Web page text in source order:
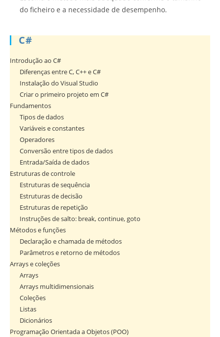
do ficheiro e a necessidade de desempenho.
C#
Introdução ao C#
Diferenças entre C, C++ e C#
Instalação do Visual Studio
Criar o primeiro projeto em C#
Fundamentos
Tipos de dados
Variáveis e constantes
Operadores
Conversão entre tipos de dados
Entrada/Saída de dados
Estruturas de controle
Estruturas de sequência
Estruturas de decisão
Estruturas de repetição
Instruções de salto: break, continue, goto
Métodos e funções
Declaração e chamada de métodos
Parâmetros e retorno de métodos
Arrays e coleções
Arrays
Arrays multidimensionais
Coleções
Listas
Dicionários
Programação Orientada a Objetos (POO)